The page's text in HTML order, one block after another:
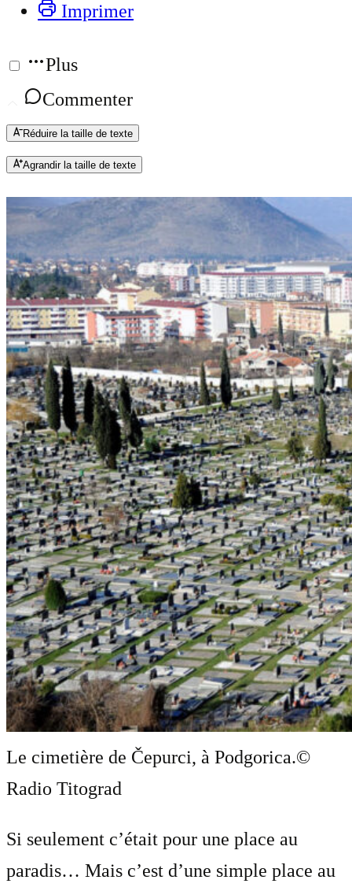
Imprimer
Plus
Commenter
Réduire la taille de texte
Agrandir la taille de texte
Le cimetière de Čepurci, à Podgorica.©
Radio Titograd
Si seulement c’était pour une place au
paradis… Mais c’est d’une simple place au